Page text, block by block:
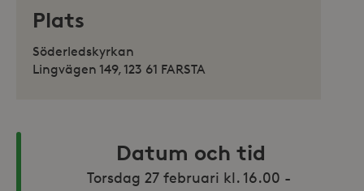
Plats
Söderledskyrkan
Lingvägen 149, 123 61 FARSTA
Datum och tid
Torsdag 27 februari kl. 16.00 -